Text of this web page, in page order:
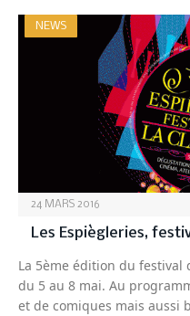
NEWS
24 MARS 2016
Les Espiègleries,
La 5ème édition du festival
du 5 au 8 mai. Au
et de comiques mais aussi